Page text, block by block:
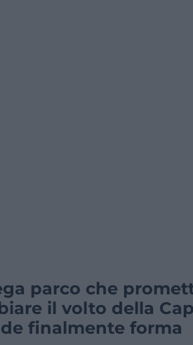
parco che
il volto della
finalmente forma